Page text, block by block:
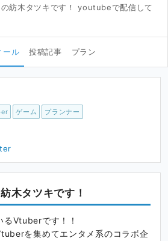
紡木タツキです！ youtubeで配信して
ール 投稿記事 プラン
ゲーム プランナー
木タツキです！
るVtuberです！！
を集めてエンタメ系のコラボ企